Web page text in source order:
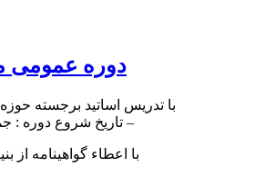
دوره عمومی
با تدریس اساتید برجسته
تاریخ شروع دوره : جمعه ۱۱ اسفندماه ۱۴۰۲ –
با اعطاء گواهینامه